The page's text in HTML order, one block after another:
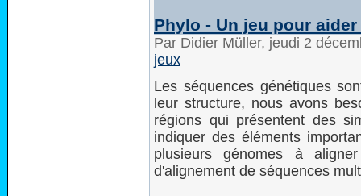
Phylo - Un jeu pour
Par Didier Müller, jeudi 2
jeux
Les séquences génétiques
leur structure, nous avons
régions qui présentent des
indiquer des éléments
plusieurs génomes à
d'alignement de séquences